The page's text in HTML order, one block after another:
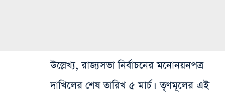
উল্লেখ্য, রাজ্যসভা নির্বাচনের মনোনয়নপত্র
দাখিলের শেষ তারিখ ৫ মার্চ। তৃণমূলের এই